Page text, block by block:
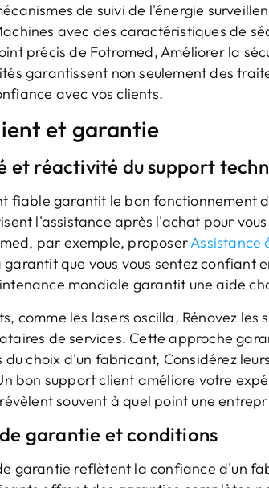
de suivi de l'énergie
avec des caractéristiques de
précis de Fotromed, Améliorer la
garantissent non seulement des
avec vos clients.
et garantie
et réactivité du support
fiable garantit le bon fonctionnement
l'assistance après l'achat pour
par exemple, proposerAssistance
garantit que vous vous sentez confiant
mondiale garantit une aide
comme les lasers oscilla, Rénovez les
de services. Cette approche
du choix d'un fabricant, Considérez
bon support client améliore votre
souvent à quel point une
garantie et conditions
garantie reflètent la confiance d'un